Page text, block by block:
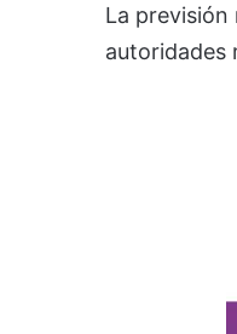
La previsión
autoridades